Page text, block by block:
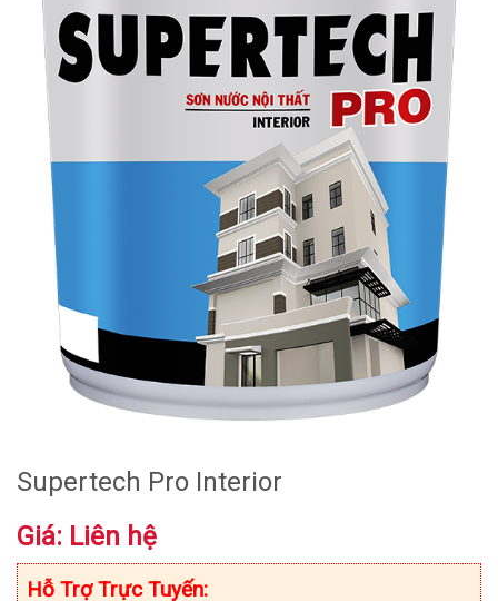
Supertech Pro Interior
Giá: Liên hệ
Hỗ Trợ Trực Tuyến: